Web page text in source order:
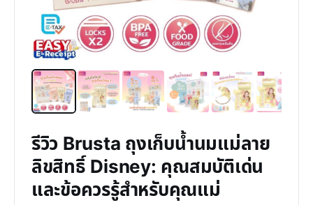
รีวิว Brusta ถุงเก็บน้ำนมแม่ลาย
ลิขสิทธิ์ Disney: คุณสมบัติเด่น
และข้อควรรู้สำหรับคุณแม่